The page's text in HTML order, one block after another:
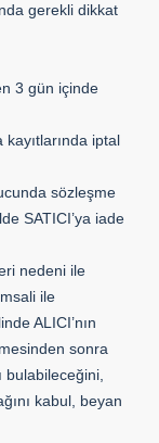
gerekli dikkat
3 gün içinde
iptal
sözleşme
SATICI’ya iade
nedeni ile
ile
ALICI’nın
sonra
bulabileceğini,
kabul, beyan